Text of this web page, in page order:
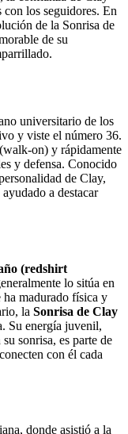
con los seguidores. En
de la Sonrisa de
de su
universitario de los
y viste el número 36.
on) y rápidamente
y defensa. Conocido
de Clay,
a destacar
(redshirt
lo sitúa en
ha madurado física y
la Sonrisa de Clay
Su energía juvenil,
sonrisa, es parte de
con él cada
donde asistió a la